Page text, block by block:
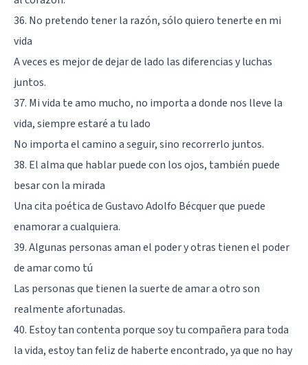
36. No pretendo tener la razón, sólo quiero tenerte en mi
vida
A veces es mejor de dejar de lado las diferencias y luchas
juntos.
37. Mi vida te amo mucho, no importa a donde nos lleve la
vida, siempre estaré a tu lado
No importa el camino a seguir, sino recorrerlo juntos.
38. El alma que hablar puede con los ojos, también puede
besar con la mirada
Una cita poética de Gustavo Adolfo Bécquer que puede
enamorar a cualquiera.
39. Algunas personas aman el poder y otras tienen el poder
de amar como tú
Las personas que tienen la suerte de amar a otro son
realmente afortunadas.
40. Estoy tan contenta porque soy tu compañera para toda
la vida, estoy tan feliz de haberte encontrado, ya que no hay